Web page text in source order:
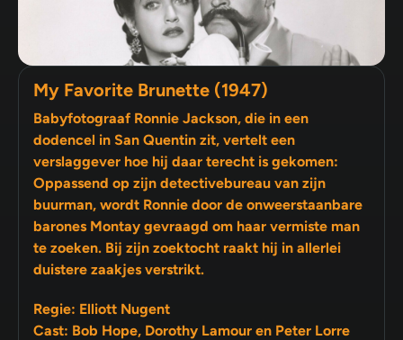
My Favorite Brunette (1947)
Babyfotograaf Ronnie Jackson, die in een
dodencel in San Quentin zit, vertelt een
verslaggever hoe hij daar terecht is gekomen:
Oppassend op zijn detectivebureau van zijn
buurman, wordt Ronnie door de onweerstaanbare
barones Montay gevraagd om haar vermiste man
te zoeken. Bij zijn zoektocht raakt hij in allerlei
duistere zaakjes verstrikt.
Regie: Elliott Nugent
Cast: Bob Hope, Dorothy Lamour en Peter Lorre